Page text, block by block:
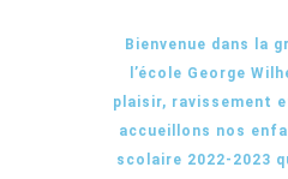
Bienvenue dans la
l’école George
plaisir, ravissement
accueillons nos
scolaire 2022-2023